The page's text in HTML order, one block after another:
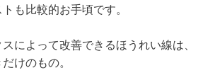
も比較的お手頃です。
によって改善できるほうれい線は、
けのもの。